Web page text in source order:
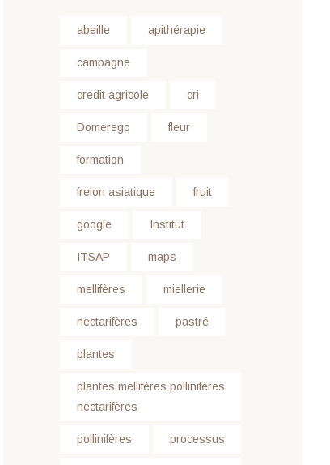
abeille apithérapie
campagne
credit agricole cri
Domerego fleur
formation
frelon asiatique fruit
google Institut
ITSAP maps
mellifères miellerie
nectarifères pastré
plantes
plantes mellifères pollinifères
nectarifères
pollinifères processus